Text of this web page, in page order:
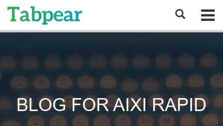
BLOG FOR AIXI RAPID